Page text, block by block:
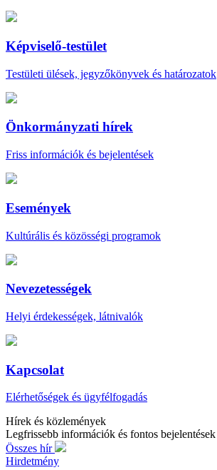
Képviselő-testület
Testületi ülések, jegyzőkönyvek és határozatok
Önkormányzati hírek
Friss információk és bejelentések
Események
Kultúrális és közösségi programok
Nevezetességek
Helyi érdekességek, látnivalók
Kapcsolat
Elérhetőségek és ügyfélfogadás
Hírek és közlemények
Legfrissebb információk és fontos bejelentések
Összes hír
Hirdetmény